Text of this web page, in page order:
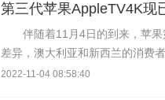
第三代苹果AppleTV4K现
伴随着11月4日的到来，苹
差异，澳大利亚和新西兰的消费
AppleTV4K的主要新功能包括
2022-11-04 08:58:40